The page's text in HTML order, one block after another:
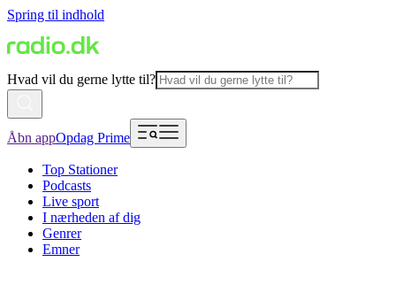
Spring til indhold
Hvad vil du gerne lytte til?
Åbn appOpdag Prime
Top Stationer
Podcasts
Live sport
I nærheden af dig
Genrer
Emner